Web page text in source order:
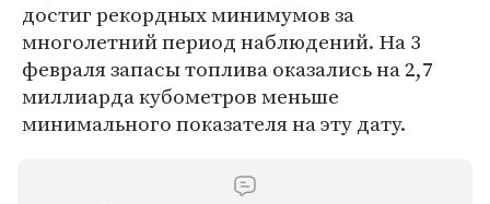
достиг рекордных минимумов за
многолетний период наблюдений. На 3
февраля запасы топлива оказались на 2,7
миллиарда кубометров меньше
минимального показателя на эту дату.